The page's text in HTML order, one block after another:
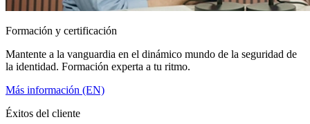
Formación y certificación
Mantente a la vanguardia en el dinámico mundo de la seguridad de
la identidad. Formación experta a tu ritmo.
Más información (EN)
Éxitos del cliente